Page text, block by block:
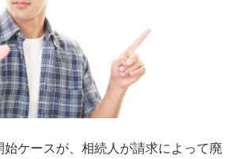
始ケースが、相続人が請求によって廃